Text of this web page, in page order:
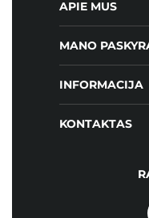
APIE MUS
MANO
INFORMACIJA
KONTAKTAS